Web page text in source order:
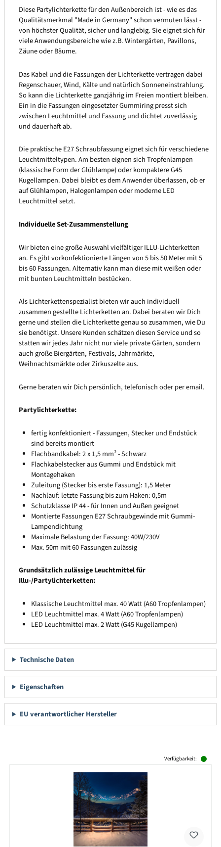
Diese Partylichterkette für den Außenbereich ist - wie es das
Qualitätsmerkmal "Made in Germany" schon vermuten lässt -
von höchster Qualität, sicher und langlebig. Sie eignet sich für
viele Anwendungsbereiche wie z.B. Wintergärten, Pavillons,
Zäune oder Bäume.
Das Kabel und die Fassungen der Lichterkette vertragen dabei
Regenschauer, Wind, Kälte und natürlich Sonneneinstrahlung.
So kann die Lichterkette ganzjährig im Freien montiert bleiben.
Ein in die Fassungen eingesetzter Gummiring presst sich
zwischen Leuchtmittel und Fassung und dichtet zuverlässig
und dauerhaft ab.
Die praktische E27 Schraubfassung eignet sich für verschiedene
Leuchtmitteltypen. Am besten eignen sich Tropfenlampen
(klassische Form der Glühlampe) oder kompaktere G45
Kugellampen. Dabei bleibt es dem Anwender überlassen, ob er
auf Glühlampen, Halogenlampen oder moderne LED
Leuchtmittel setzt.
Individuelle Set-Zusammenstellung
Wir bieten eine große Auswahl vielfältiger ILLU-Lichterketten
an. Es gibt vorkonfektionierte Längen von 5 bis 50 Meter mit 5
bis 60 Fassungen. Alternativ kann man diese mit weißen oder
mit bunten Leuchtmitteln bestücken.
Als Lichterkettenspezialist bieten wir auch individuell
zusammen gestellte Lichterketten an. Dabei beraten wir Dich
gerne und stellen die Lichterkette genau so zusammen, wie Du
sie benötigst. Unsere Kunden schätzen diesen Service und so
statten wir jedes Jahr nicht nur viele private Gärten, sondern
auch große Biergärten, Festivals, Jahrmärkte,
Weihnachtsmärkte oder Zirkuszelte aus.
Gerne beraten wir Dich persönlich, telefonisch oder per email.
Partylichterkette:
fertig konfektioniert - Fassungen, Stecker und Endstück
sind bereits montiert
Flachbandkabel: 2 x 1,5 mm² - Schwarz
Flachkabelstecker aus Gummi und Endstück mit
Montagehaken
Zuleitung (Stecker bis erste Fassung): 1,5 Meter
Nachlauf: letzte Fassung bis zum Haken: 0,5m
Schutzklasse IP 44 - für Innen und Außen geeignet
Montierte Fassungen E27 Schraubgewinde mit Gummi-
Lampendichtung
Maximale Belastung der Fassung: 40W/230V
Max. 50m mit 60 Fassungen zulässig
Grundsätzlich zulässige Leuchtmittel für
Illu-/Partylichterketten:
Klassische Leuchtmittel max. 40 Watt (A60 Tropfenlampen)
LED Leuchtmittel max. 4 Watt (A60 Tropfenlampen)
LED Leuchtmittel max. 2 Watt (G45 Kugellampen)
Technische Daten
Eigenschaften
EU verantwortlicher Hersteller
Verfügbarkeit: